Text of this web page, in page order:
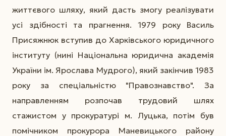
життєвого шляху, який дасть змогу реалізувати
усі здібності та прагнення. 1979 року Василь
Присяжнюк вступив до Харківського юридичного
інституту (нині Національна юридична академія
України ім. Ярослава Мудрого), який закінчив 1983
року за спеціальністю "Правознавство". За
направленням розпочав трудовий шлях
стажистом у прокуратурі м. Луцька, потім був
помічником прокурора Маневицького району